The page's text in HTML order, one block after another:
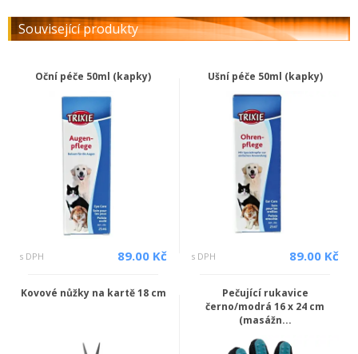
Související produkty
Oční péče 50ml (kapky)
s DPH 89.00 Kč
Ušní péče 50ml (kapky)
s DPH 89.00 Kč
Kovové nůžky na kartě 18 cm
Pečující rukavice
černo/modrá 16 x 24 cm
(masážn...